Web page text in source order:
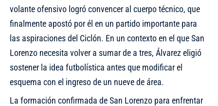
volante ofensivo logró convencer al cuerpo técnico, que
finalmente apostó por él en un partido importante para
las aspiraciones del Ciclón. En un contexto en el que San
Lorenzo necesita volver a sumar de a tres, Álvarez eligió
sostener la idea futbolística antes que modificar el
esquema con el ingreso de un nueve de área.
La formación confirmada de San Lorenzo para enfrentar